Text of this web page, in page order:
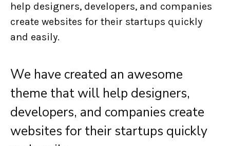
help designers, developers, and companies
create websites for their startups quickly
and easily.
We have created an awesome
theme that will help designers,
developers, and companies create
websites for their startups quickly